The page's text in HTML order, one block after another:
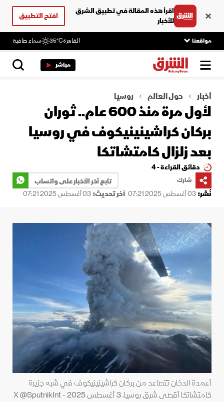
اقرأ هذه المقالة في تطبيق الشرق
للأخبار
افتح التطبيق
مواقعنا القاهرة35°C سماء صافية
مباشر
أخبار حول العالم روسيا
لأول مرة منذ 600 عام.. ثوران
بركان كراشينينيكوف في روسيا
بعد زلزال كامتشاتكا
دقائق القراءة - 4
شارك
تابع آخر الأخبار على واتساب
نُشر:03 أغسطس 2025 07:21 آخر تحديث:03 أغسطس 2025 07:21
أعمدة الدخان تتصاعد من بركان كراشينينيكوف في شبه جزيرة
كامتشاتكا أقصى شرق روسيا. 3 أغسطس 2025 - X @SputnikInt